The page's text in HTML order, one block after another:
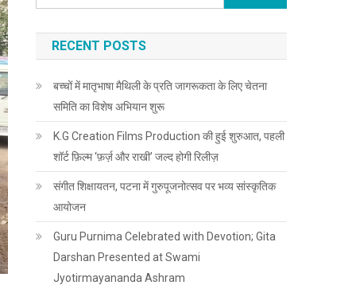
RECENT POSTS
बच्चों में मातृभाषा मैथिली के प्रति जागरूकता के लिए चेतना
समिति का विशेष अभियान शुरू
K.G Creation Films Production की हुई शुरुआत, पहली
शॉर्ट फ़िल्म ‘फ़र्ज़ और राखी’ जल्द होगी रिलीज़
संगीत शिक्षायतन, पटना में गुरुपूजनोत्सव पर भव्य सांस्कृतिक
आयोजन
Guru Purnima Celebrated with Devotion; Gita
Darshan Presented at Swami
Jyotirmayananda Ashram